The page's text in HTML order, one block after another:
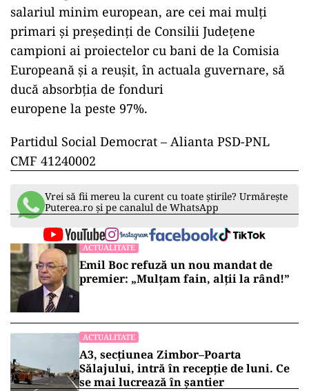
salariul minim european, are cei mai mulți
primari și președinți de Consilii Județene
campioni ai proiectelor cu bani de la Comisia
Europeană și a reușit, în actuala guvernare, să
ducă absorbția de fonduri
europene la peste 97%.
Partidul Social Democrat – Alianta PSD-PNL
CMF 41240002
Vrei să fii mereu la curent cu toate știrile? Urmărește
Puterea.ro și pe canalul de WhatsApp
ACTUALITATE
Emil Boc refuză un nou mandat de
premier: „Mulțam fain, alții la rând!”
ACTUALITATE
A3, secțiunea Zimbor–Poarta
Sălajului, intră în recepție de luni. Ce
se mai lucrează în șantier